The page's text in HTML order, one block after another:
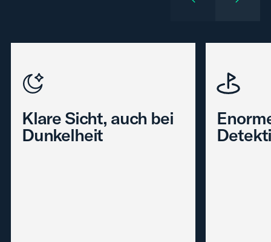
Klare Sicht, auch bei
Dunkelheit